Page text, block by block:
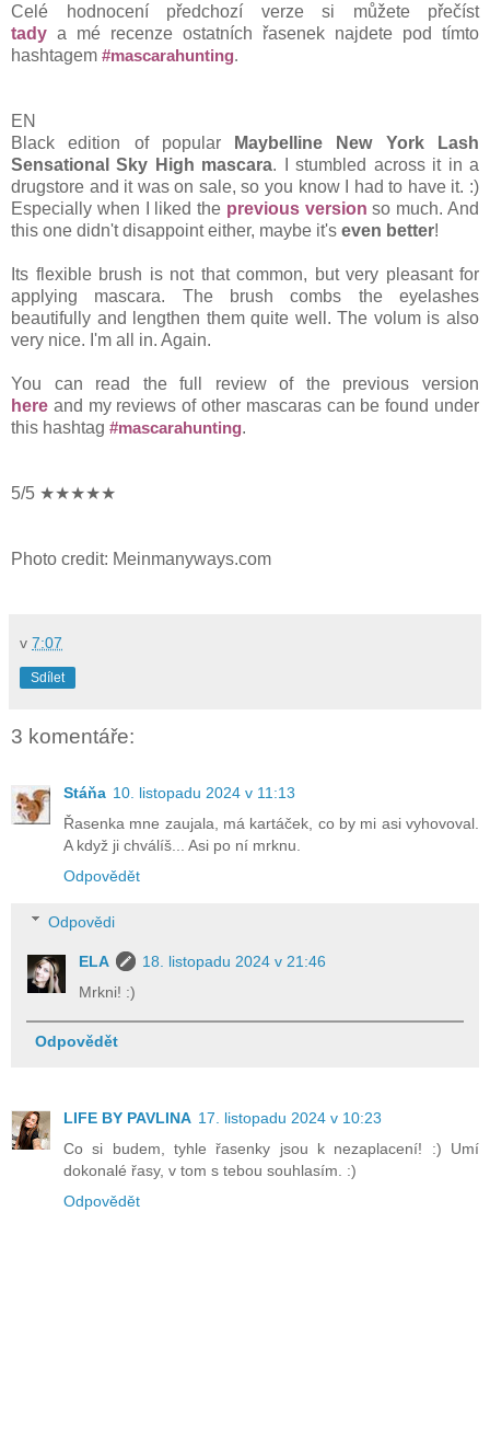
Celé hodnocení předchozí verze si můžete přečíst
tady a mé recenze ostatních řasenek najdete pod tímto
hashtagem #mascarahunting.
EN
Black edition of popularMaybelline New York
Lash
Sensational Sky High mascara. I stumbled across it in a
drugstore and it was on sale, so you know I had to have it. :)
Especially when I liked the previous version so much. And
this one didn't disappoint either, maybe it's even better!
Its flexible brush is not that common, but very pleasant for
applying mascara. The brush combs the eyelashes
beautifully and lengthen them quite well. The volum is also
very nice. I'm all in. Again.
You can read the full review of the previous version
here and my reviews of other mascaras can be found under
this hashtag #mascarahunting.
5/5 ★★★★★
Photo credit: Meinmanyways.com
v 7:07
Sdílet
3 komentáře:
Stáňa 10. listopadu 2024 v 11:13
Řasenka mne zaujala, má kartáček, co by mi asi vyhovoval.
A když ji chválíš... Asi po ní mrknu.
Odpovědět
Odpovědi
ELA
18. listopadu 2024 v 21:46
Mrkni! :)
Odpovědět
LIFE BY PAVLINA 17. listopadu 2024 v 10:23
Co si budem, tyhle řasenky jsou k nezaplacení! :) Umí
dokonalé řasy, v tom s tebou souhlasím. :)
Odpovědět